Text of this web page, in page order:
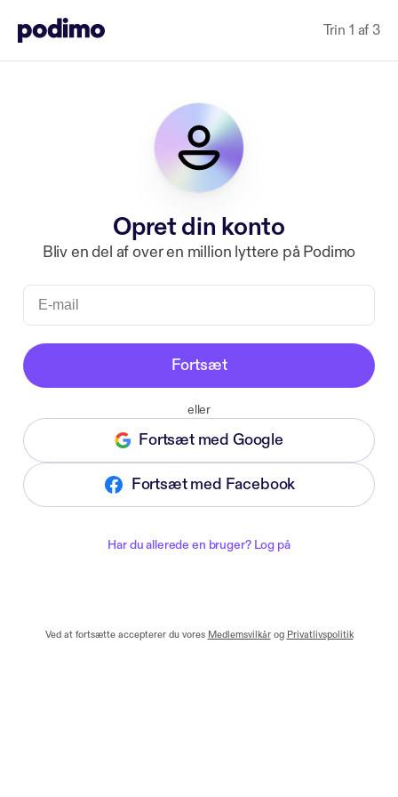
Trin 1 af 3
Opret din konto
Bliv en del af over en million lyttere på Podimo
Fortsæt
eller
Fortsæt med Google
Fortsæt med Facebook
Har du allerede en bruger? Log på
Ved at fortsætte accepterer du vores Medlemsvilkår og Privatlivspolitik